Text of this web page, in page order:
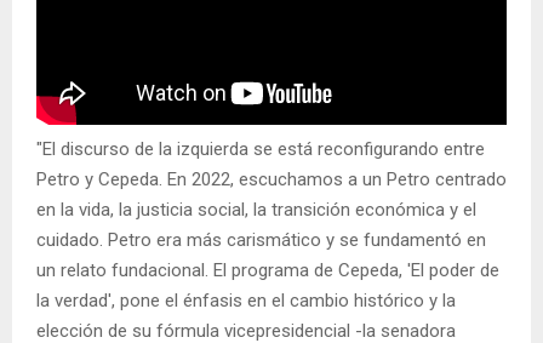
"El discurso de la izquierda se está reconfigurando entre
Petro y Cepeda. En 2022, escuchamos a un Petro centrado
en la vida, la justicia social, la transición económica y el
cuidado. Petro era más carismático y se fundamentó en
un relato fundacional. El programa de Cepeda, 'El poder de
la verdad', pone el énfasis en el cambio histórico y la
elección de su fórmula vicepresidencial -la senadora